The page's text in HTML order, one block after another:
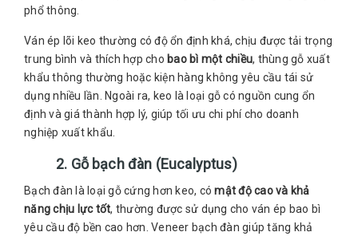
phổ thông.
Ván ép lõi keo thường có độ ổn định khá, chịu được tải trọng
trung bình và thích hợp cho bao bì một chiều, thùng gỗ xuất
khẩu thông thường hoặc kiện hàng không yêu cầu tái sử
dụng nhiều lần. Ngoài ra, keo là loại gỗ có nguồn cung ổn
định và giá thành hợp lý, giúp tối ưu chi phí cho doanh
nghiệp xuất khẩu.
2. Gỗ bạch đàn (Eucalyptus)
Bạch đàn là loại gỗ cứng hơn keo, cómật độ cao và khả
năng chịu lực tốt, thường được sử dụng cho ván ép bao bì
yêu cầu độ bền cao hơn. Veneer bạch đàn giúp tăng khả